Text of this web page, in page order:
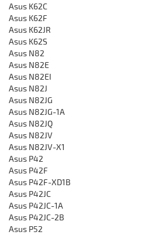
Asus K62C
Asus K62F
Asus K62JR
Asus K62S
Asus N82
Asus N82E
Asus N82EI
Asus N82J
Asus N82JG
Asus N82JG-1A
Asus N82JQ
Asus N82JV
Asus N82JV-X1
Asus P42
Asus P42F
Asus P42F-XD1B
Asus P42JC
Asus P42JC-1A
Asus P42JC-2B
Asus P52